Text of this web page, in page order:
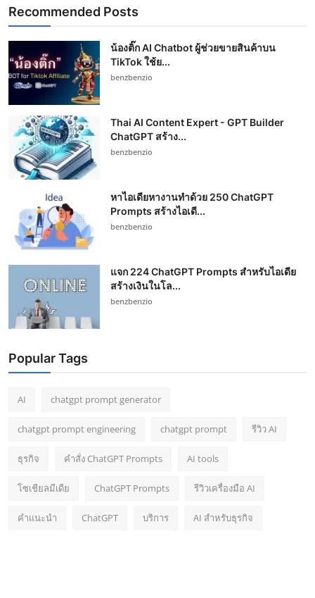
Recommended Posts
น้องติ๊ก AI Chatbot ผู้ช่วยขายสินค้าบน
TikTok ใช้ย...
benzbenzio
Thai AI Content Expert - GPT Builder
ChatGPT สร้าง...
benzbenzio
หาไอเดียหางานทำด้วย 250 ChatGPT
Prompts สร้างไอเดี...
benzbenzio
แจก 224 ChatGPT Prompts สำหรับไอเดีย
สร้างเงินในโล...
benzbenzio
Popular Tags
AI chatgpt prompt generator
chatgpt prompt engineering chatgpt prompt รีวิว AI
ธุรกิจ คำสั่ง ChatGPT Prompts AI tools
โซเชียลมีเดีย ChatGPT Prompts รีวิวเครื่องมือ AI
คำแนะนำ ChatGPT บริการ AI สำหรับธุรกิจ